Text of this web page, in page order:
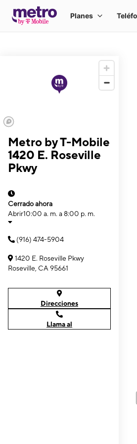
Metro by T-Mobile
1420 E. Roseville
Pkwy
Cerrado ahora
Abrir10:00 a. m. a 8:00 p. m.
(916) 474-5904
1420 E. Roseville Pkwy
Roseville, CA 95661
Direcciones
Llama al